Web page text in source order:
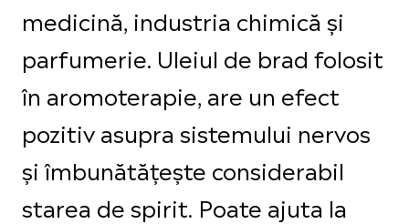
medicină, industria chimică și
parfumerie. Uleiul de brad folosit
în aromoterapie, are un efect
pozitiv asupra sistemului nervos
și îmbunătățește considerabil
starea de spirit. Poate ajuta la